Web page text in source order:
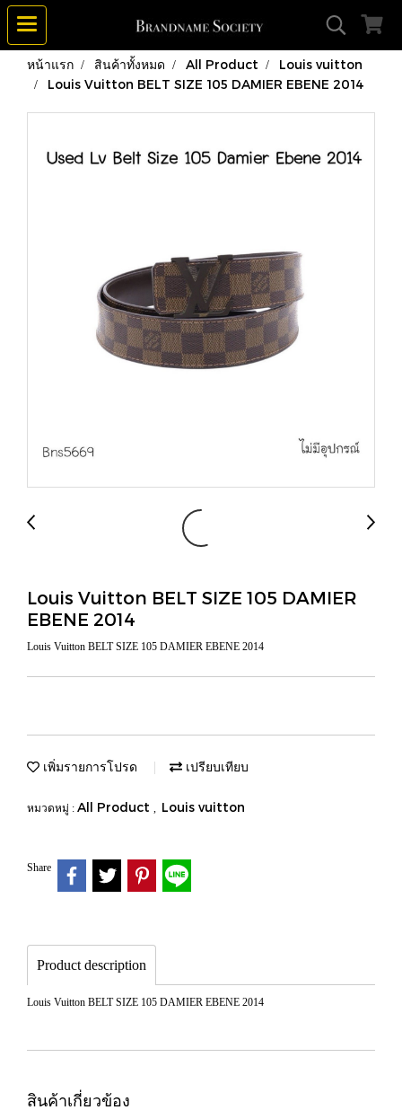
หน้าแรก สินค้าทั้งหมด All Product
Louis vuitton
Louis Vuitton BELT SIZE 105 DAMIER EBENE 2014
Louis Vuitton BELT SIZE 105 DAMIER
EBENE 2014
Louis Vuitton BELT SIZE 105 DAMIER EBENE 2014
เพิ่มรายการโปรด เปรียบเทียบ
หมวดหมู่ : All Product , Louis vuitton
Share
Product description
Louis Vuitton BELT SIZE 105 DAMIER EBENE 2014
สินค้าเกี่ยวข้อง